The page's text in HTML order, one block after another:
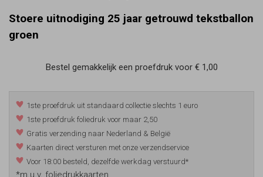
Stoere uitnodiging 25 jaar getrouwd tekstballon
groen
Bestel gemakkelijk een proefdruk voor € 1,00
1ste proefdruk uit standaard collectie slechts 1 euro
1ste proefdruk foliedruk voor maar 2,50
Gratis verzending naar Nederland & België
Kaarten direct versturen met onze verzendservice
Voor 18:00 besteld, dezelfde werkdag verstuurd*
*m.u.v. foliedrukkaarten